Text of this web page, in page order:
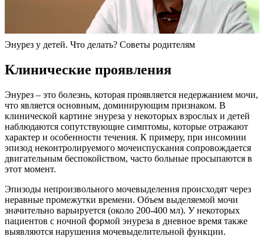
Энурез у детей. Что делать? Советы родителям
Клинические проявления
Энурез – это болезнь, которая проявляется недержанием мочи,
что является основным, доминирующим признаком. В
клинической картине энуреза у некоторых взрослых и детей
наблюдаются сопутствующие симптомы, которые отражают
характер и особенности течения. К примеру, при инсомнии
эпизод неконтролируемого мочеиспускания сопровождается
двигательным беспокойством, часто больные просыпаются в
этот момент.
Эпизоды непроизвольного мочевыделения происходят через
неравные промежутки времени. Объем выделяемой мочи
значительно варьируется (около 200-400 мл). У некоторых
пациентов с ночной формой энуреза в дневное время также
выявляются нарушения мочевыделительной функции.